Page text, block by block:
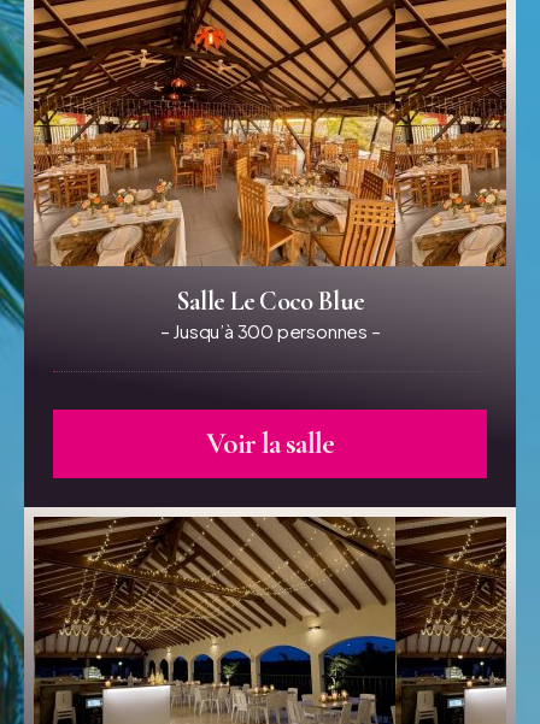
Salle Le Coco Blue
– Jusqu’à 300 personnes –
Voir la salle